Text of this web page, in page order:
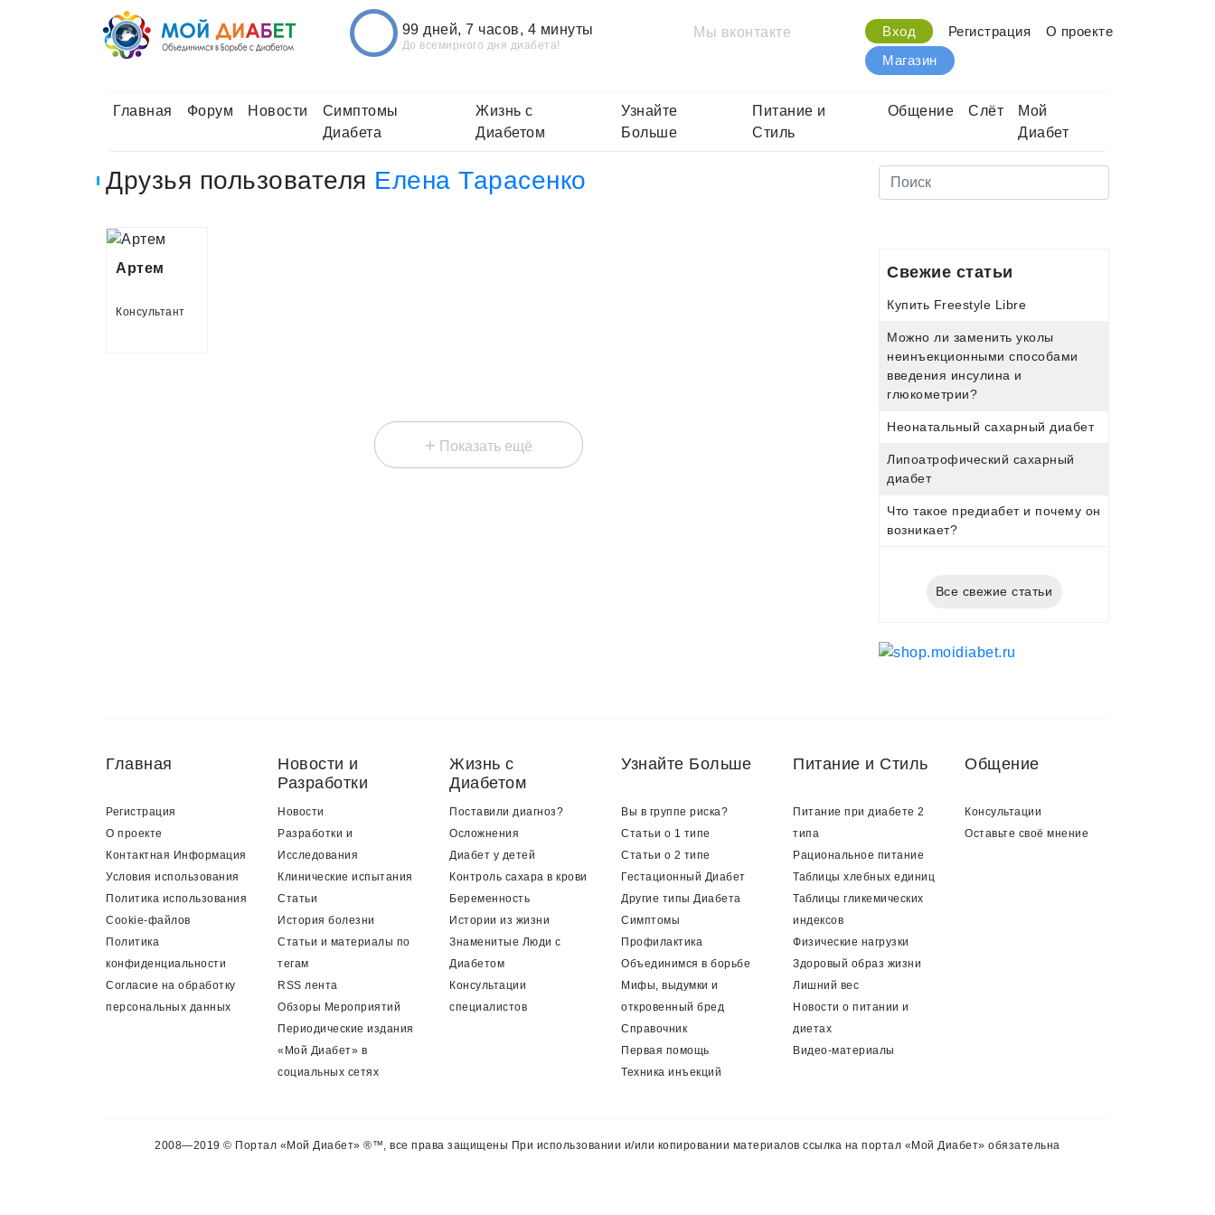
99 дней, 7 часов, 4 минуты
До всемирного дня диабета!
Мы вконтакте Вход Регистрация
О проекте
Магазин
Главная Форум Новости
Симптомы
Диабета
Жизнь с
Диабетом
Узнайте
Больше
Питание и
Стиль
Общение Слёт
Мой
Диабет
Друзья пользователя Елена Тарасенко
Артем
Консультант
+ Показать ещё
Свежие статьи
Купить Freestyle Libre
Можно ли заменить уколы
неинъекционными способами
введения инсулина и
глюкометрии?
Неонатальный сахарный диабет
Липоатрофический сахарный
диабет
Что такое предиабет и почему он
возникает?
Все свежие статьи
Главная
Регистрация
О проекте
Контактная Информация
Условия использования
Политика использования
Cookie-файлов
Политика
конфиденциальности
Согласие на обработку
персональных данных
Новости и
Разработки
Новости
Разработки и
Исследования
Клинические испытания
Статьи
История болезни
Статьи и материалы по
тегам
RSS лента
Обзоры Мероприятий
Периодические издания
«Мой Диабет» в
социальных сетях
Жизнь с
Диабетом
Поставили диагноз?
Осложнения
Диабет у детей
Контроль сахара в крови
Беременность
Истории из жизни
Знаменитые Люди с
Диабетом
Консультации
специалистов
Узнайте Больше
Вы в группе риска?
Статьи о 1 типе
Статьи о 2 типе
Гестационный Диабет
Другие типы Диабета
Симптомы
Профилактика
Объединимся в борьбе
Мифы, выдумки и
откровенный бред
Справочник
Первая помощь
Техника инъекций
Питание и Стиль
Питание при диабете 2
типа
Рациональное питание
Таблицы хлебных единиц
Таблицы гликемических
индексов
Физические нагрузки
Здоровый образ жизни
Лишний вес
Новости о питании и
диетах
Видео-материалы
Общение
Консультации
Оставьте своё мнение
2008—2019 © Портал «Мой Диабет» ®™, все права защищены При использовании и/или копировании материалов ссылка на портал «Мой Диабет» обязательна